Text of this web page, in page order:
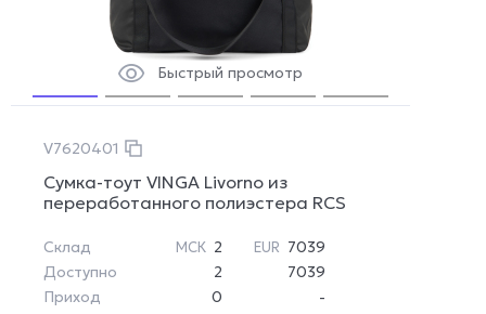
Быстрый просмотр
V7620401
Сумка-тоут VINGA Livorno из
переработанного полиэстера RCS
Склад МСК 2 EUR 7039
Доступно
2
7039
Приход
0 -